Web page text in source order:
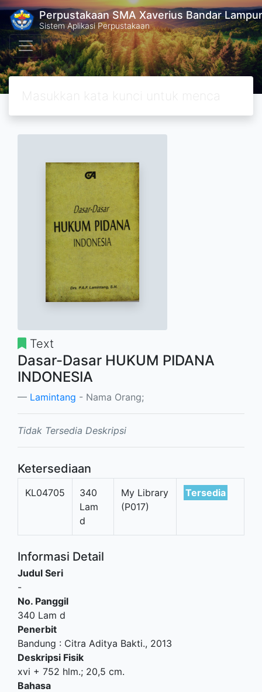
Perpustakaan SMA Xaverius Bandar
Sistem Aplikasi Perpustakaan
Text
Dasar-Dasar HUKUM PIDANA
INDONESIA
Lamintang - Nama Orang;
Tidak Tersedia Deskripsi
Ketersediaan
KL04705
340
Lam
d
My Library
(P017)
Tersedia
Informasi Detail
Judul Seri
-
No. Panggil
340 Lam d
Penerbit
Bandung : Citra Aditya Bakti., 2013
Deskripsi Fisik
xvi + 752 hlm.; 20,5 cm.
Bahasa